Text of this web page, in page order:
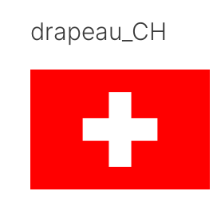
drapeau_CH